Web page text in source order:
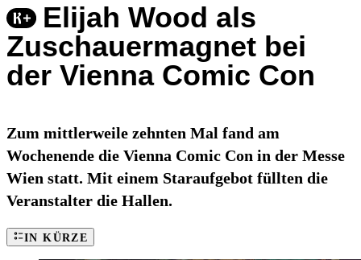
Elijah Wood als
Zuschauermagnet bei
der Vienna Comic Con
Zum mittlerweile zehnten Mal fand am
Wochenende die Vienna Comic Con in der Messe
Wien statt. Mit einem Staraufgebot füllten die
Veranstalter die Hallen.
IN KÜRZE